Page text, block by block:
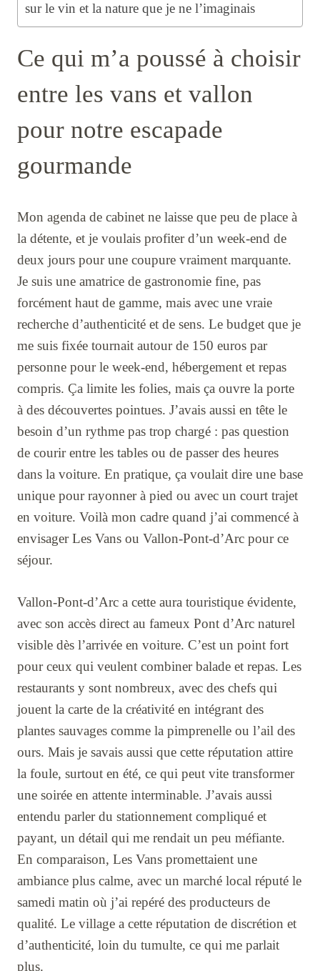
sur le vin et la nature que je ne l’imaginais
Ce qui m’a poussé à choisir
entre les vans et vallon
pour notre escapade
gourmande
Mon agenda de cabinet ne laisse que peu de place à
la détente, et je voulais profiter d’un week-end de
deux jours pour une coupure vraiment marquante.
Je suis une amatrice de gastronomie fine, pas
forcément haut de gamme, mais avec une vraie
recherche d’authenticité et de sens. Le budget que je
me suis fixée tournait autour de 150 euros par
personne pour le week-end, hébergement et repas
compris. Ça limite les folies, mais ça ouvre la porte
à des découvertes pointues. J’avais aussi en tête le
besoin d’un rythme pas trop chargé : pas question
de courir entre les tables ou de passer des heures
dans la voiture. En pratique, ça voulait dire une base
unique pour rayonner à pied ou avec un court trajet
en voiture. Voilà mon cadre quand j’ai commencé à
envisager Les Vans ou Vallon-Pont-d’Arc pour ce
séjour.
Vallon-Pont-d’Arc a cette aura touristique évidente,
avec son accès direct au fameux Pont d’Arc naturel
visible dès l’arrivée en voiture. C’est un point fort
pour ceux qui veulent combiner balade et repas. Les
restaurants y sont nombreux, avec des chefs qui
jouent la carte de la créativité en intégrant des
plantes sauvages comme la pimprenelle ou l’ail des
ours. Mais je savais aussi que cette réputation attire
la foule, surtout en été, ce qui peut vite transformer
une soirée en attente interminable. J’avais aussi
entendu parler du stationnement compliqué et
payant, un détail qui me rendait un peu méfiante.
En comparaison, Les Vans promettaient une
ambiance plus calme, avec un marché local réputé le
samedi matin où j’ai repéré des producteurs de
qualité. Le village a cette réputation de discrétion et
d’authenticité, loin du tumulte, ce qui me parlait
plus.